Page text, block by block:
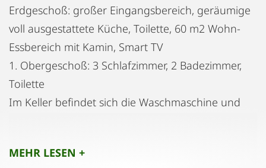
Erdgeschoß: großer Eingangsbereich, geräumige
voll ausgestattete Küche, Toilette, 60 m2 Wohn-
Essbereich mit Kamin, Smart TV
1. Obergeschoß: 3 Schlafzimmer, 2 Badezimmer,
Toilette
Im Keller befindet sich die Waschmaschine und
Verfügung
MEHR LESEN +